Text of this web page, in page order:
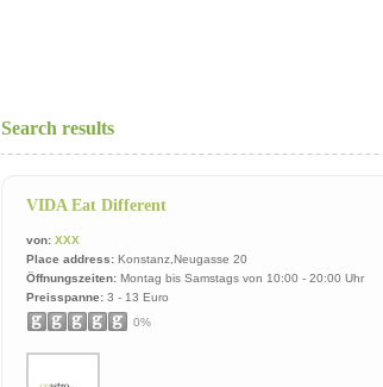
Search results
VIDA Eat Different
von: XXX
Place address: Konstanz,Neugasse 20
Öffnungszeiten: Montag bis Samstags von 10:00 - 20:00 Uhr
Preisspanne: 3 - 13 Euro
0%